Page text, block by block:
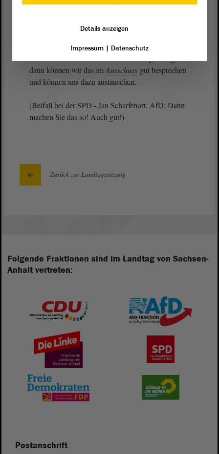
werden wir wohl eine Schlussabstimmung
durchführen. Ich kann Ihnen versprechen: Wir
dann können wir das imAusschuss gut besprechen
und können uns dazu austauschen.
(Beifall bei der SPD - Jan Scharfenort, AfD: Dann
machen Sie das so! Auch gut!)
Zurück zur Landtagssitzung
Folgende Fraktionen sind im Landtag von Sachsen-
Anhalt vertreten:
Postanschrift
Details anzeigen
Impressum| Datenschutz